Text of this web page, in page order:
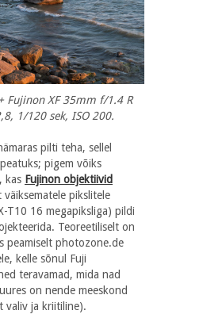
Fujinon XF 35mm f/1.4 R
1/120 sek, ISO 200.
pilti teha, sellel
pigem võiks
kas Fujinon objektiivid
pikslitele
T10 16 megapiksliga) pildi
Teoreetiliselt on
peamiselt photozone.de
kelle sõnul Fuji
teravamad, mida nad
on nende meeskond
valiv ja kriitiline).